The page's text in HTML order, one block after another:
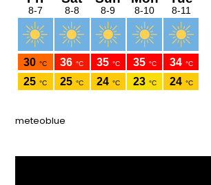
meteoblue